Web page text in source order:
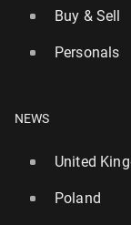
Buy & Sell
Personals
NEWS
United
Poland